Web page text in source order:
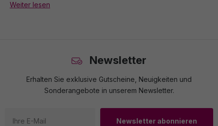
Weiter lesen
Newsletter
Erhalten Sie exklusive Gutscheine, Neuigkeiten und
Sonderangebote in unserem Newsletter.
Newsletter abonnieren